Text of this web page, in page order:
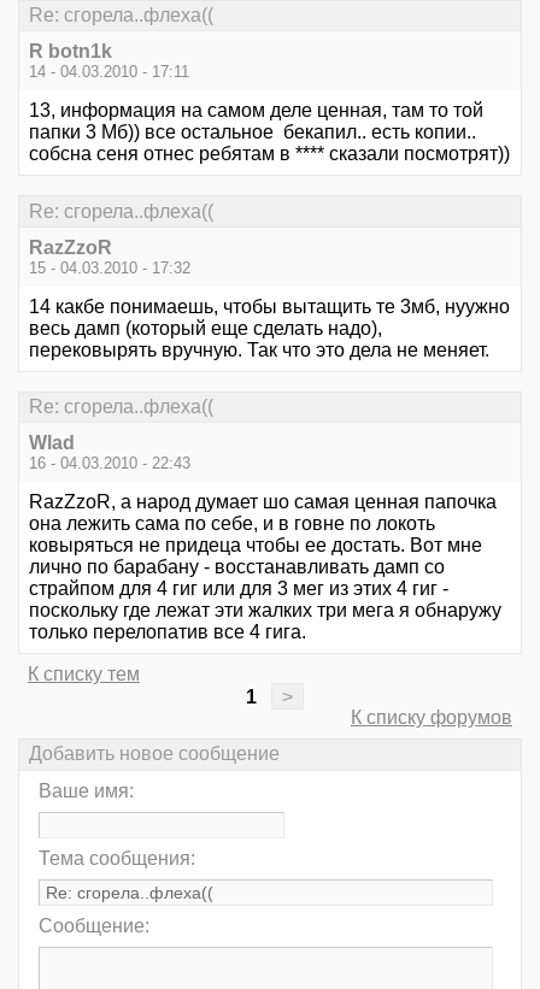
Re: сгорела..флеха((
R botn1k
14 - 04.03.2010 - 17:11
13, информация на самом деле ценная, там то той
папки 3 Мб)) все остальное бекапил.. есть копии..
собсна сеня отнес ребятам в **** сказали посмотрят))
Re: сгорела..флеха((
RazZzoR
15 - 04.03.2010 - 17:32
14 какбе понимаешь, чтобы вытащить те 3мб, нуужно
весь дамп (который еще сделать надо),
перековырять вручную. Так что это дела не меняет.
Re: сгорела..флеха((
Wlad
16 - 04.03.2010 - 22:43
RazZzoR, а народ думает шо самая ценная папочка
она лежить сама по себе, и в говне по локоть
ковыряться не придеца чтобы ее достать. Вот мне
лично по барабану - восстанавливать дамп со
страйпом для 4 гиг или для 3 мег из этих 4 гиг -
поскольку где лежат эти жалких три мега я обнаружу
только перелопатив все 4 гига.
К списку тем
1
>
К списку форумов
Добавить новое сообщение
Ваше имя:
Тема сообщения:
Сообщение: